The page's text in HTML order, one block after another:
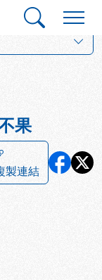
果
製連結